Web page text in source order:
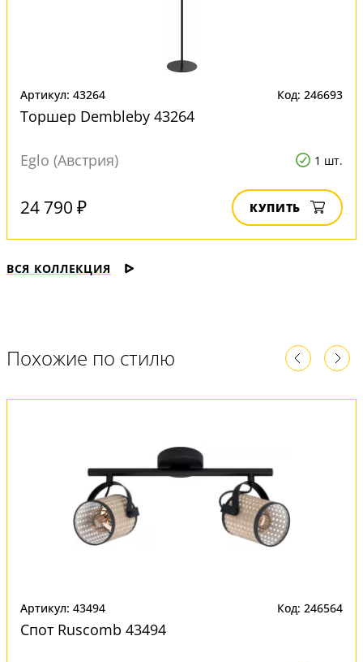
Артикул: 43264 Код: 246693
Торшер Dembleby 43264
Eglo (Австрия) 1 шт.
24 790 ₽ КУПИТЬ
ВСЯ КОЛЛЕКЦИЯ
Похожие по стилю
Артикул: 43494 Код: 246564
Спот Ruscomb 43494